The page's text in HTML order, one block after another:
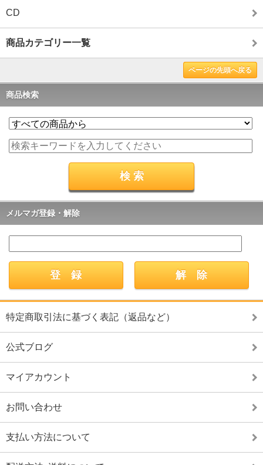
CD
商品カテゴリー一覧
ページの先頭へ戻る
商品検索
メルマガ登録・解除
特定商取引法に基づく表記（返品など）
公式ブログ
マイアカウント
お問い合わせ
支払い方法について